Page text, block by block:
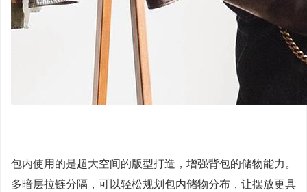
包内使用的是超大空间的版型打造，增强背包的储物能力。
多暗层拉链分隔，可以轻松规划包内储物分布，让摆放更具